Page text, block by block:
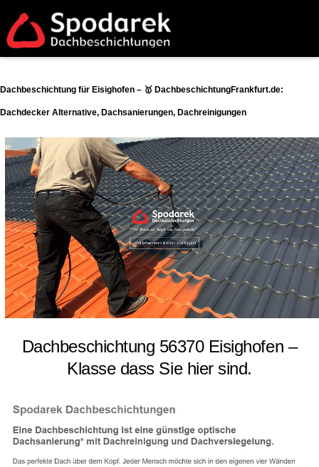
Dachbeschichtung für Eisighofen – 🥇 DachbeschichtungFrankfurt.de:
Dachdecker Alternative, Dachsanierungen, Dachreinigungen
Dachbeschichtung 56370 Eisighofen –
Klasse dass Sie hier sind.